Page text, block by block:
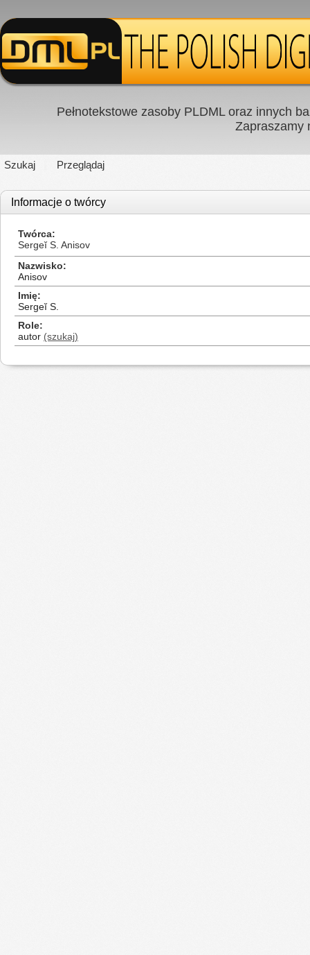
Pełnotekstowe zasoby PLDML oraz innych
Zapraszamy
Szukaj Przeglądaj
Informacje o twórcy
Twórca
Sergeĭ S. Anisov
Nazwisko
Anisov
Imię
Sergeĭ S.
Role
autor (szukaj)